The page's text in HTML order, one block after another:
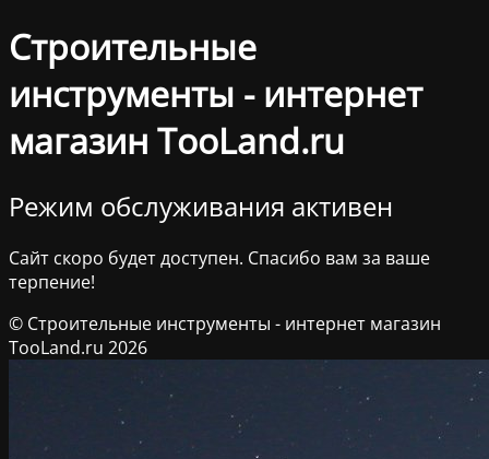
Строительные
инструменты - интернет
магазин TooLand.ru
Режим обслуживания активен
Сайт скоро будет доступен. Спасибо вам за ваше
терпение!
© Строительные инструменты - интернет магазин
TooLand.ru 2026